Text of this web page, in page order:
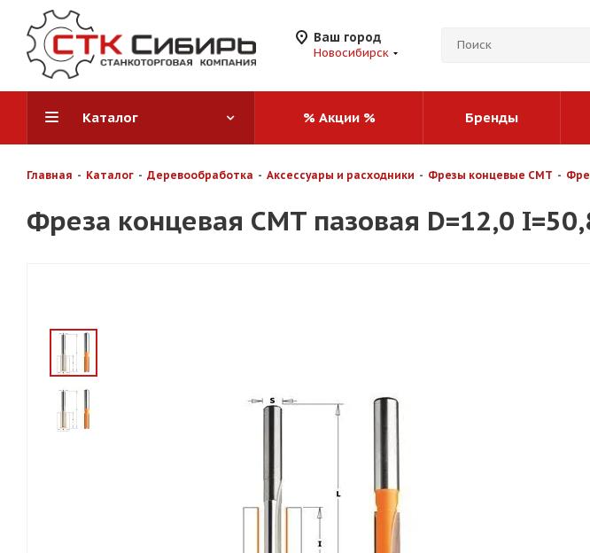
Ваш город
Новосибирск
Каталог % Акции % Бренды
Главная - Каталог - Деревообработка - Аксессуары и расходники - Фрезы концевые CMT -
Фреза концевая CMT пазовая D=12,0